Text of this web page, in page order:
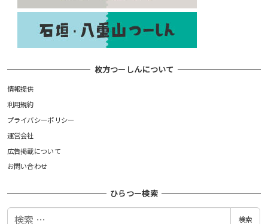
枚方つーしんについて
情報提供
利用規約
プライバシーポリシー
運営会社
広告掲載について
お問い合わせ
ひらつー検索
検
検索